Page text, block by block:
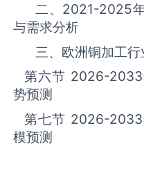
二、 2021-2025
与需求分析
三、欧洲‌‌‌‌‌‌‌铜加工‌‌‌‌‌‌‌‌‌‌‌‌‌‌‌‌‌‌‌
第六节 2026-2033
势预测
第七节 2026-2033
模预测